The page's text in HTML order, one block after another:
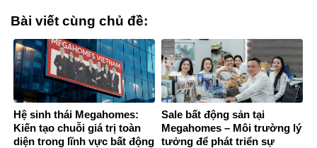
Bài viết cùng chủ đề:
Hệ sinh thái Megahomes:
Kiến tạo chuỗi giá trị toàn
diện trong lĩnh vực bất động
Sale bất động sản tại
Megahomes – Môi trường lý
tưởng để phát triển sự